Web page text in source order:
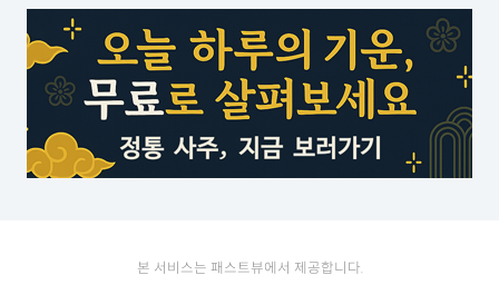
본 서비스는 패스트뷰에서 제공합니다.